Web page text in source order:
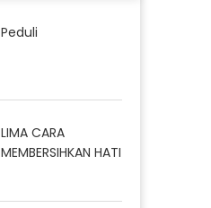
Peduli
LIMA CARA
MEMBERSIHKAN HATI